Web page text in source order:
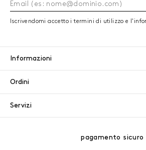
Iscrivendomi accetto i termini di utilizzo e
Informazioni
Ordini
Servizi
pagamento sicuro